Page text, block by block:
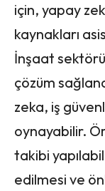
için, yapay
kaynakları
İnşaat
çözüm
zeka, iş
oynayabilir.
takibi
edilmesi ve